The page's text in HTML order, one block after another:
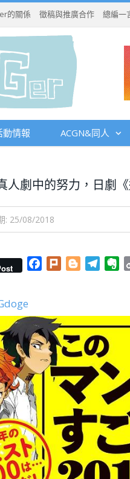
的關係 徵稿與推廣合作 總編一
動情報 ACGN&同人
人劇中的努力，日劇
: 25/08/2018
Facebook
Plurk Blogger